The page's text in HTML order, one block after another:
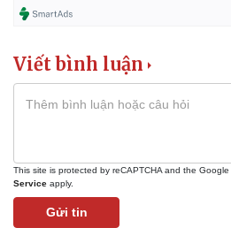
Viết bình luận
This site is protected by reCAPTCHA and the Google
Service apply.
Gửi tin